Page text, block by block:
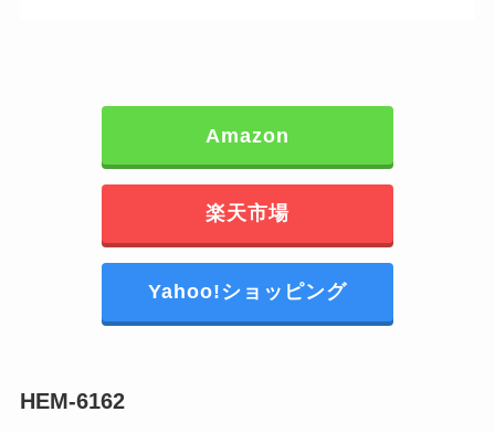
Amazon
楽天市場
Yahoo!ショッピング
HEM-6162